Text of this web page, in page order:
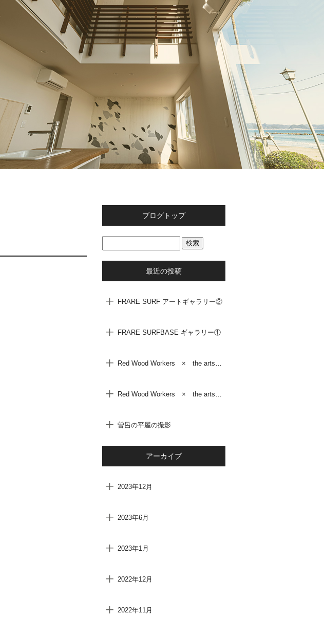
ブログトップ
最近の投稿
FRARE SURF アートギャラリー②
FRARE SURFBASE ギャラリー①
曽呂の平屋の撮影
アーカイブ
2023年12月
2023年6月
2023年1月
2022年12月
2022年11月